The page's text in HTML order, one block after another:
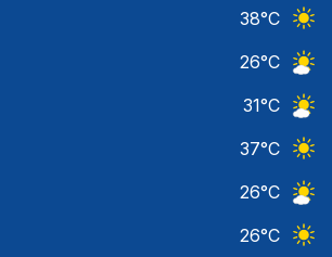
38°C
26°C
31°C
37°C
26°C
26°C